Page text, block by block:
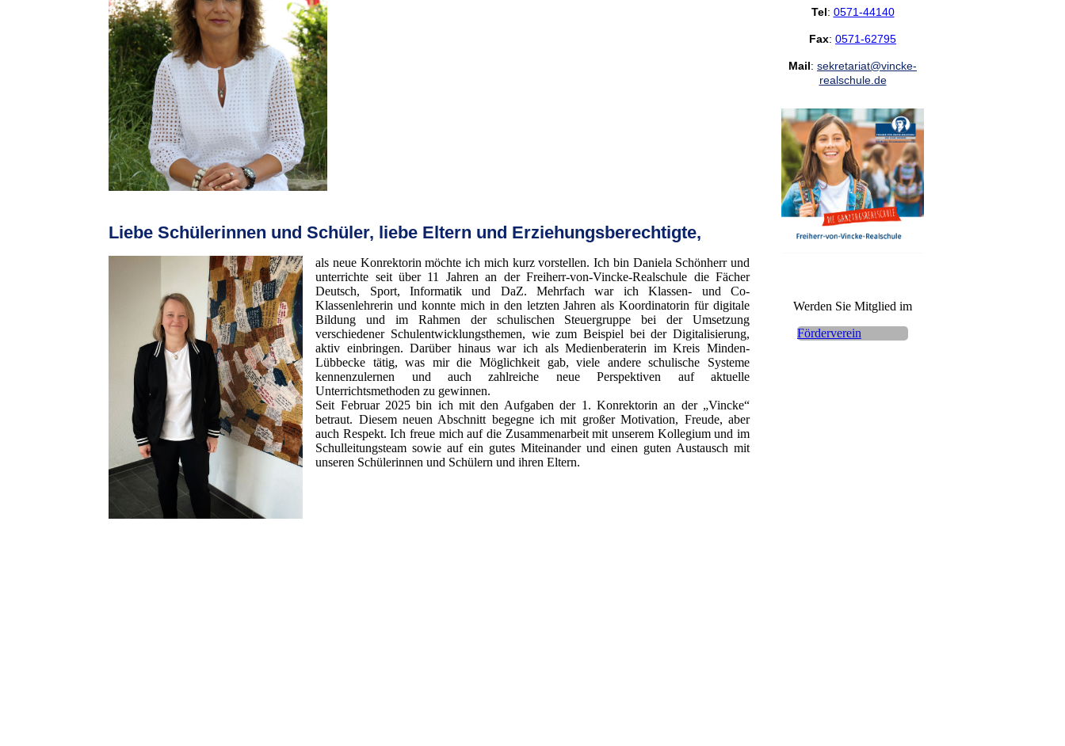
Liebe Schülerinnen und Schüler, liebe Eltern und Erziehungsberechtigte,
als neue Konrektorin möchte ich mich kurz vorstellen. Ich bin Daniela Schönherr und
unterrichte seit über 11 Jahren an der Freiherr-von-Vincke-Realschule die Fächer
Deutsch, Sport, Informatik und DaZ. Mehrfach war ich Klassen- und Co-
Klassenlehrerin und konnte mich in den letzten Jahren als Koordinatorin für digitale
Bildung und im Rahmen der schulischen Steuergruppe bei der Umsetzung
verschiedener Schulentwicklungsthemen, wie zum Beispiel bei der Digitalisierung,
aktiv einbringen. Darüber hinaus war ich als Medienberaterin im Kreis Minden-
Lübbecke tätig, was mir die Möglichkeit gab, viele andere schulische Systeme
kennenzulernen und auch zahlreiche neue Perspektiven auf aktuelle
Unterrichtsmethoden zu gewinnen.
Seit Februar 2025 bin ich mit den Aufgaben der 1. Konrektorin an der „Vincke“
betraut. Diesem neuen Abschnitt begegne ich mit großer Motivation, Freude, aber
auch Respekt. Ich freue mich auf die Zusammenarbeit mit unserem Kollegium und im
Schulleitungsteam sowie auf ein gutes Miteinander und einen guten Austausch mit
unseren Schülerinnen und Schülern und ihren Eltern.
Tel: 0571-44140
Fax: 0571-62795
Mail: sekretariat@vincke-
realschule.de
Werden Sie Mitglied im
Förderverein